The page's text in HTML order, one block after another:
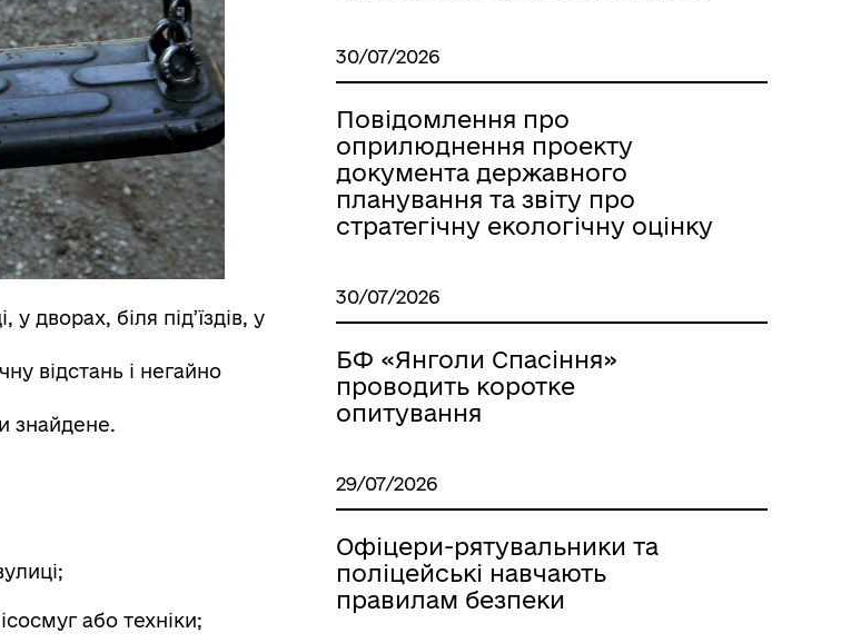
Бюджет громади
Місцеві податки, збори,
платежі
дворах, біля під’їздів, у
відстань і негайно
знайдене.
або техніки;
30/07/2026
Повідомлення про
оприлюднення проекту
документа державного
планування та звіту про
стратегічну екологічну оцінку
30/07/2026
БФ «Янголи Спасіння»
проводить коротке
опитування
29/07/2026
Офіцери-рятувальники та
поліцейські навчають
правилам безпеки